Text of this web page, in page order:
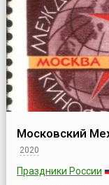
Московский
2020
Праздники России